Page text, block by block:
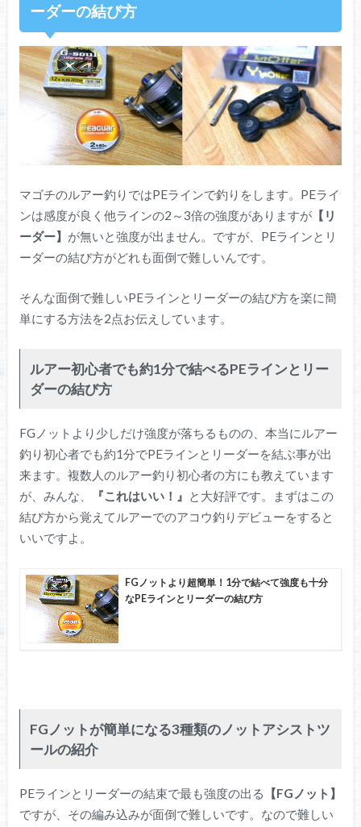
ーダーの結び方
マゴチのルアー釣りではPEラインで釣りをします。PEライ
ンは感度が良く他ラインの2～3倍の強度がありますが【リ
ーダー】 が無いと強度が出ません。ですが、PEラインとリ
ーダーの結び方がどれも面倒で難しいんです。
そんな面倒で難しいPEラインとリーダーの結び方を楽に簡
単にする方法を2点お伝えしています。
ルアー初心者でも約1分で結べるPEラインとリー
ダーの結び方
FGノットより少しだけ強度が落ちるものの、本当にルアー
釣り初心者でも約1分でPEラインとリーダーを結ぶ事が出
来ます。複数人のルアー釣り初心者の方にも教えています
が、みんな、
『これはいい！』 と大好評です。まずはこの
結び方から覚えてルアーでのアコウ釣りデビューをすると
いいですよ。
FGノットより超簡単！1分で結べて強度も十分
なPEラインとリーダーの結び方
FGノットが簡単になる3種類のノットアシストツ
ールの紹介
PEラインとリーダーの結束で最も強度の出る 【FGノット】
ですが、その編み込みが面倒で難しいです。なので難しい